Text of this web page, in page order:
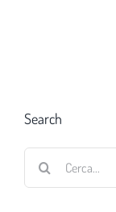
Search
Cerca